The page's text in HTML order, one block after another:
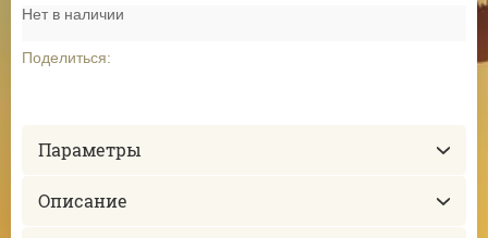
Нет в наличии
Поделиться:
Параметры
Описание